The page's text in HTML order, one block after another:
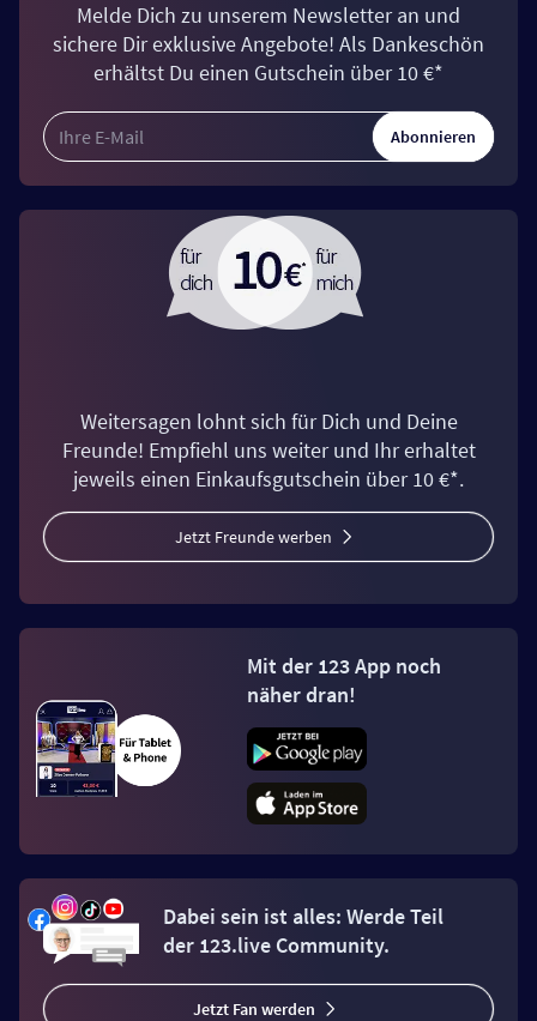
Melde Dich zu unserem Newsletter an und
sichere Dir exklusive Angebote! Als Dankeschön
erhältst Du einen Gutschein über 10 €*
Abonnieren
Weitersagen lohnt sich für Dich und Deine
Freunde! Empfiehl uns weiter und Ihr erhaltet
jeweils einen Einkaufsgutschein über 10 €*.
Jetzt Freunde werben
Mit der 123 App noch
näher dran!
Dabei sein ist alles: Werde Teil
der 123.live Community.
Jetzt Fan werden